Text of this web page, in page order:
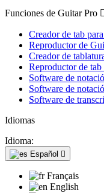
Funciones de Guitar Pro 
Creador de tab
Reproductor de
Creador de
Reproductor de tab
Software de
Software de
Software de
Idiomas
Idioma:
Español 
Français
English